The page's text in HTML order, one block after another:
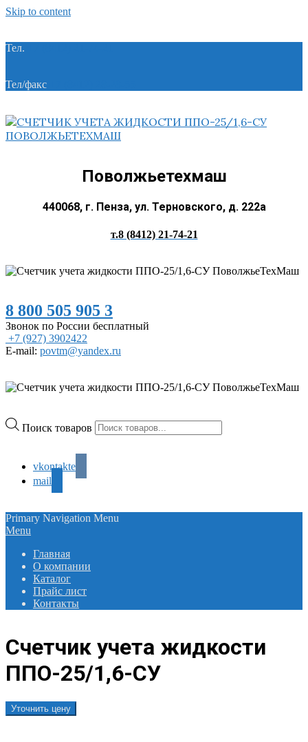
Skip to content
Тел.
Тел/факс
Поволжьетехмаш
440068, г. Пенза, ул. Терновского, д. 222а
т.8 (8412) 21-74-21
8 800 505 905 3
Звонок по России бесплатный
+7 (927) 3902422
E-mail: povtm@yandex.ru
Поиск товаров
vkontakte
mail
Primary Navigation Menu
Menu
Главная
О компании
Каталог
Прайс лист
Контакты
Счетчик учета жидкости
ППО-25/1,6-СУ
Уточнить цену